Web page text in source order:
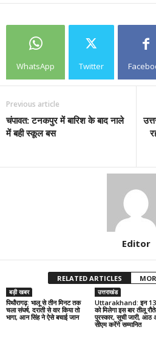
WhatsApp Twitter
Previous article
चंपावत: टनकपुर में बारिश के बाद नाले
में बही स्कूल बस
Editor
RELATED ARTICLES
बड़ी खबर
पिथौरागढ़: भालू से तीन मिनट तक
चला संघर्ष, दराती से वार किया तो
भागा, आन सिंह ने ऐसे बचाई जान
उत्तराखंड
Uttarakhand: इन 13
को मिलेगा इस बार तीलू
पुरस्कार, सूची जारी, आठ
सीएम करेंगे सम्मानित